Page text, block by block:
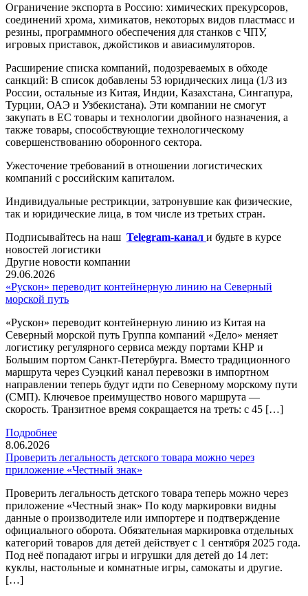
Ограничение экспорта в Россию: химических прекурсоров,
соединений хрома, химикатов, некоторых видов пластмасс и
резины, программного обеспечения для станков с ЧПУ,
игровых приставок, джойстиков и авиасимуляторов.
Расширение списка компаний, подозреваемых в обходе
санкций: В список добавлены 53 юридических лица (1/3 из
России, остальные из Китая, Индии, Казахстана, Сингапура,
Турции, ОАЭ и Узбекистана). Эти компании не смогут
закупать в ЕС товары и технологии двойного назначения, а
также товары, способствующие технологическому
совершенствованию оборонного сектора.
Ужесточение требований в отношении логистических
компаний с российским капиталом.
Индивидуальные рестрикции, затронувшие как физические,
так и юридические лица, в том числе из третьих стран.
Подписывайтесь на наш Telegram-канал и будьте в курсе
новостей логистики
Другие новости компании
29.06.2026
«Рускон» переводит контейнерную линию на Северный
морской путь
«Рускон» переводит контейнерную линию из Китая на
Северный морской путь Группа компаний «Дело» меняет
логистику регулярного сервиса между портами КНР и
Большим портом Санкт-Петербурга. Вместо традиционного
маршрута через Суэцкий канал перевозки в импортном
направлении теперь будут идти по Северному морскому пути
(СМП). Ключевое преимущество нового маршрута —
скорость. Транзитное время сокращается на треть: с 45 […]
Подробнее
8.06.2026
Проверить легальность детского товара можно через
приложение «Честный знак»
Проверить легальность детского товара теперь можно через
приложение «Честный знак» По коду маркировки видны
данные о производителе или импортере и подтверждение
официального оборота. Обязательная маркировка отдельных
категорий товаров для детей действует с 1 сентября 2025 года.
Под неё попадают игры и игрушки для детей до 14 лет:
куклы, настольные и комнатные игры, самокаты и другие.
[…]